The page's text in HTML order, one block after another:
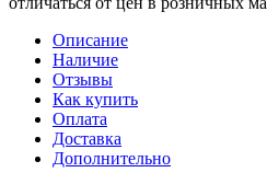
Описание
Наличие
Отзывы
Как купить
Оплата
Доставка
Дополнительно